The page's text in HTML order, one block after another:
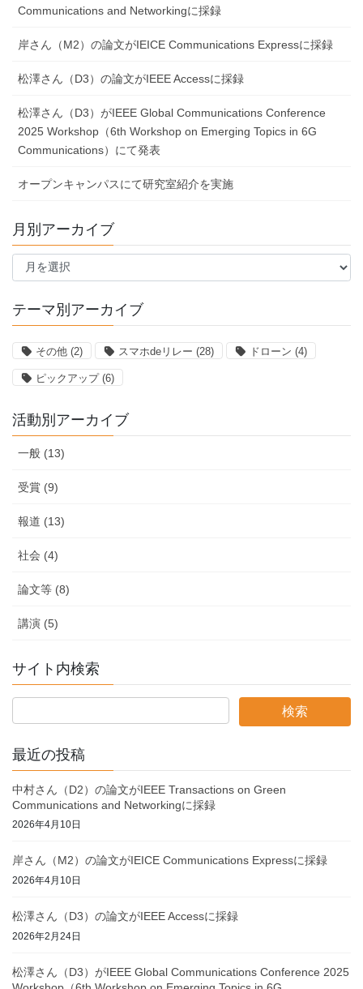
Communications and Networkingに採録
岸さん（M2）の論文がIEICE Communications Expressに採録
松澤さん（D3）の論文がIEEE Accessに採録
松澤さん（D3）がIEEE Global Communications Conference
2025 Workshop（6th Workshop on Emerging Topics in 6G
Communications）にて発表
オープンキャンパスにて研究室紹介を実施
月別アーカイブ
月
ー
ブ
テーマ別アーカイブ
その他 (2) スマホdeリレー (28) ドローン (4)
ピックアップ(6)
活動別アーカイブ
一般 (13)
受賞 (9)
報道 (13)
社会 (4)
論文等 (8)
講演 (5)
サイト内検索
最近の投稿
中村さん（D2）の論文がIEEE Transactions on Green
Communications and Networkingに採録
2026年4月10日
岸さん（M2）の論文がIEICE Communications Expressに採録
2026年4月10日
松澤さん（D3）の論文がIEEE Accessに採録
2026年2月24日
松澤さん（D3）がIEEE Global Communications Conference 2025